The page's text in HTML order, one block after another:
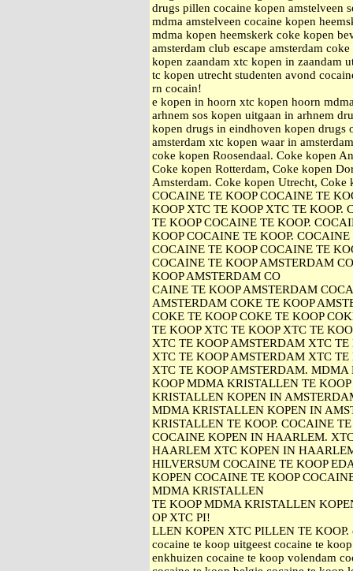
drugs pillen cocaine kopen amstelveen
mdma amstelveen cocaine kopen
mdma kopen heemskerk coke kopen
amsterdam club escape amsterdam
kopen zaandam xtc kopen in zaandam
tc kopen utrecht studenten avond
rn cocain!
e kopen in hoorn xtc kopen hoorn
arhnem sos kopen uitgaan in arhnem
kopen drugs in eindhoven kopen drugs
amsterdam xtc kopen waar in
coke kopen Roosendaal. Coke kopen
Coke kopen Rotterdam, Coke kopen
Amsterdam. Coke kopen Utrecht,
COCAINE TE KOOP COCAINE TE
KOOP XTC TE KOOP XTC TE KOOP.
TE KOOP COCAINE TE KOOP.
KOOP COCAINE TE KOOP.
COCAINE TE KOOP COCAINE TE
COCAINE TE KOOP AMSTERDAM
KOOP AMSTERDAM CO
CAINE TE KOOP AMSTERDAM
AMSTERDAM COKE TE KOOP
COKE TE KOOP COKE TE KOOP
TE KOOP XTC TE KOOP XTC TE
XTC TE KOOP AMSTERDAM XTC
XTC TE KOOP AMSTERDAM XTC
XTC TE KOOP AMSTERDAM.
KOOP MDMA KRISTALLEN TE
KRISTALLEN KOPEN IN
MDMA KRISTALLEN KOPEN IN
KRISTALLEN TE KOOP. COCAINE
COCAINE KOPEN IN HAARLEM.
HAARLEM XTC KOPEN IN
HILVERSUM COCAINE TE KOOP
KOPEN COCAINE TE KOOP
MDMA KRISTALLEN
TE KOOP MDMA KRISTALLEN
OP XTC PI!
LLEN KOPEN XTC PILLEN TE KOOP.
cocaine te koop uitgeest cocaine te
enkhuizen cocaine te koop volendam